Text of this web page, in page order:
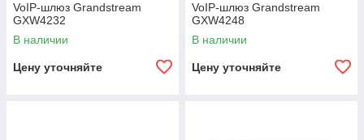
VoIP-шлюз Grandstream
GXW4232
В наличии
Цену уточняйте
VoIP-шлюз Grandstream
GXW4248
В наличии
Цену уточняйте